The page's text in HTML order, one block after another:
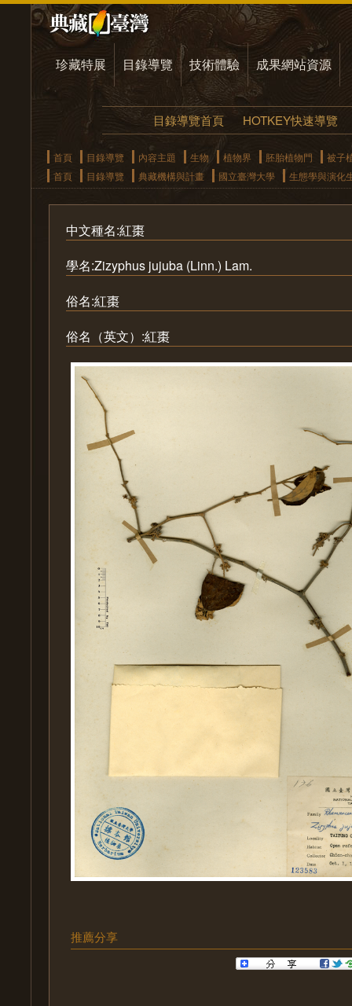
珍藏特展 目錄導覽 技術體驗 成果網站資源
目錄導覽首頁 HOTKEY快速導覽
首頁 目錄導覽 內容主題 生物 植物界 胚胎植物門
被子
首頁
目錄導覽 典藏機構與計畫 國立臺灣大學 生態學與演化
中文種名:紅棗
學名:Zizyphus jujuba (Linn.) Lam.
俗名:紅棗
俗名（英文）:紅棗
推薦分享